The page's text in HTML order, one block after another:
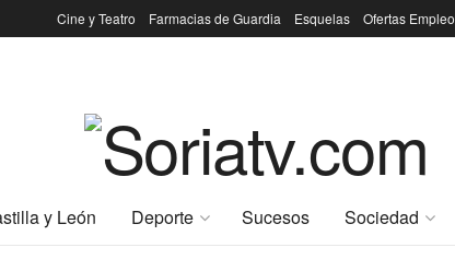
Cine y Teatro Farmacias de Guardia Esquelas Ofertas Empleo
y León Deporte Sucesos Sociedad